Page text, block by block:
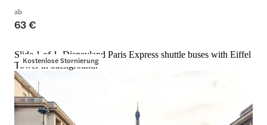
ab
63 €
Kostenlose Stornierung
Slide 1 of 1, Disneyland Paris Express shuttle buses with Eiffel
Tower in background.